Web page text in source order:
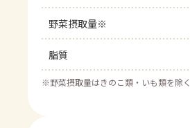
野菜摂取量※
脂質
※野菜摂取量はきのこ類・いも類を除く